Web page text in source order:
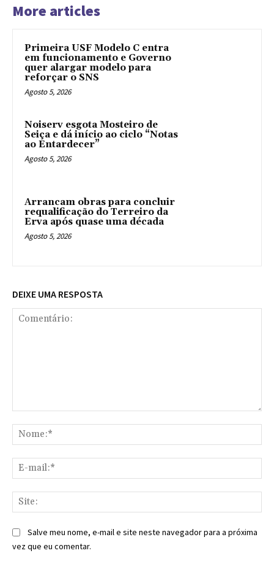
More articles
Primeira USF Modelo C entra
em funcionamento e Governo
quer alargar modelo para
reforçar o SNS
Agosto 5, 2026
Noiserv esgota Mosteiro de
Seiça e dá início ao ciclo “Notas
ao Entardecer”
Agosto 5, 2026
Arrancam obras para concluir
requalificação do Terreiro da
Erva após quase uma década
Agosto 5, 2026
DEIXE UMA RESPOSTA
Salve meu nome, e-mail e site neste navegador para a próxima
vez que eu comentar.